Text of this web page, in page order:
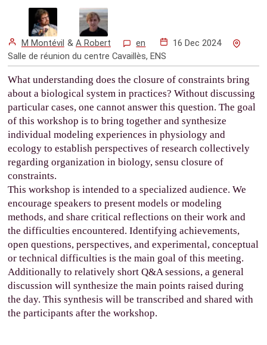
M Montévil &A Robert en
16 Dec 2024
Salle de réunion du centre Cavaillès, ENS
What understanding does the closure of constraints bring
about a biological system in practices? Without discussing
particular cases, one cannot answer this question. The goal
of this workshop is to bring together and synthesize
individual modeling experiences in physiology and
ecology to establish perspectives of research collectively
regarding organization in biology, sensu closure of
constraints.
This workshop is intended to a specialized audience. We
encourage speakers to present models or modeling
methods, and share critical reflections on their work and
the difficulties encountered. Identifying achievements,
open questions, perspectives, and experimental, conceptual
or technical difficulties is the main goal of this meeting.
Additionally to relatively short Q&A sessions, a general
discussion will synthesize the main points raised during
the day. This synthesis will be transcribed and shared with
the participants after the workshop.